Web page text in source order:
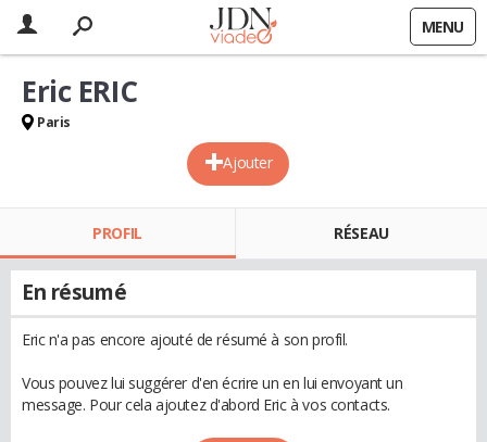
MENU
Ajouter
Eric ERIC
Paris
PROFIL RÉSEAU
En résumé
Eric n'a pas encore ajouté de résumé à son profil.
Vous pouvez lui suggérer d'en écrire un en lui envoyant un
message. Pour cela ajoutez d'abord Eric à vos contacts.